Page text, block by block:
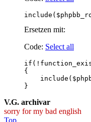
Ersetzen mit:
Code: Select all
{
}
V.G. archivar
sorry for my bad english